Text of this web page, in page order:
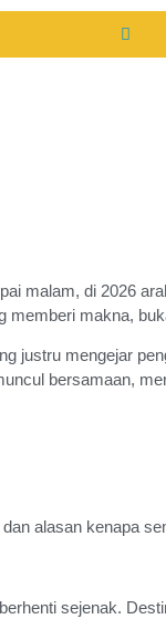
malam, di 2026
memberi makna,
justru mengejar
bersamaan,
alasan kenapa
sejenak.